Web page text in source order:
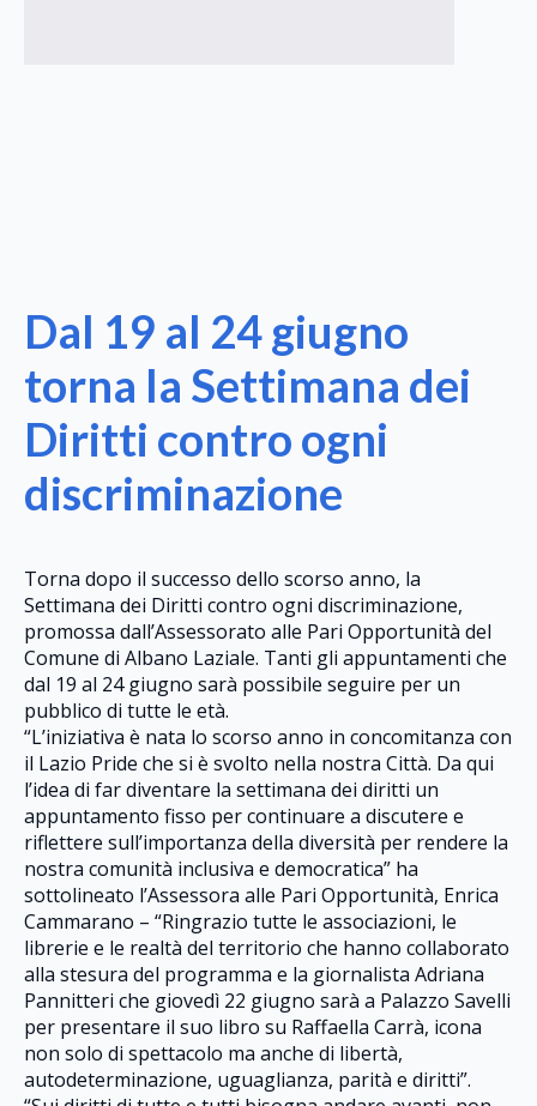
Dal 19 al 24 giugno
torna la Settimana dei
Diritti contro ogni
discriminazione
Torna dopo il successo dello scorso anno, la
Settimana dei Diritti contro ogni discriminazione,
promossa dall’Assessorato alle Pari Opportunità del
Comune di Albano Laziale. Tanti gli appuntamenti che
dal 19 al 24 giugno sarà possibile seguire per un
pubblico di tutte le età.
“L’iniziativa è nata lo scorso anno in concomitanza con
il Lazio Pride che si è svolto nella nostra Città. Da qui
l’idea di far diventare la settimana dei diritti un
appuntamento fisso per continuare a discutere e
riflettere sull’importanza della diversità per rendere la
nostra comunità inclusiva e democratica” ha
sottolineato l’Assessora alle Pari Opportunità, Enrica
Cammarano – “Ringrazio tutte le associazioni, le
librerie e le realtà del territorio che hanno collaborato
alla stesura del programma e la giornalista Adriana
Pannitteri che giovedì 22 giugno sarà a Palazzo Savelli
per presentare il suo libro su Raffaella Carrà, icona
non solo di spettacolo ma anche di libertà,
autodeterminazione, uguaglianza, parità e diritti”.